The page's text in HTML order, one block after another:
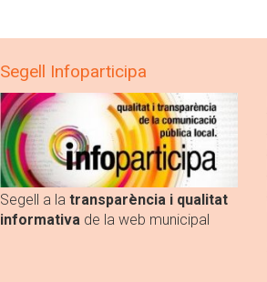
Segell Infoparticipa
Segell a la transparència i qualitat
informativa de la web municipal